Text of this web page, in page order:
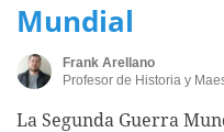
Mundial
Frank Arellano
Profesor de Historia y
La Segunda Guerra